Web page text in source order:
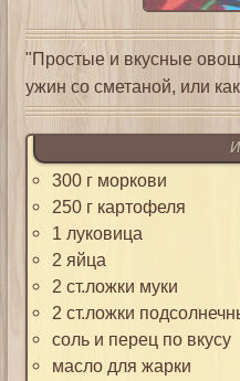
"Простые и вкусные
ужин со сметаной, или
300 г моркови
250 г картофеля
1 луковица
2 яйца
2 ст.ложки муки
2 ст.ложки
соль и перец по вкусу
масло для жарки